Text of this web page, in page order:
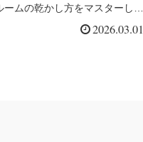
ムの乾かし方をマスターし
清潔な暮らしを叶えましょう。
2026.03.01